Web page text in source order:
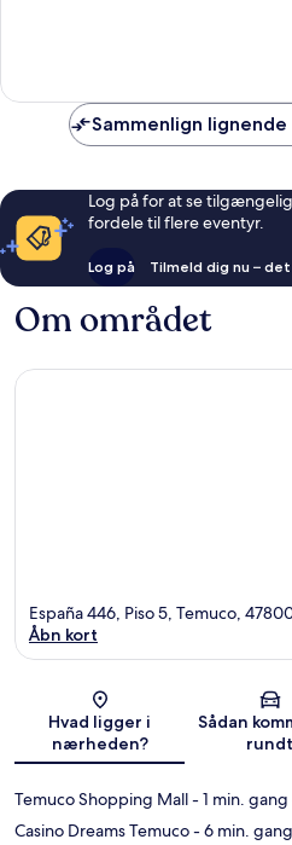
anmeldelser
Sammenlign
Log på for at se
fordele til flere eventyr.
Log på Tilmeld dig nu –
Om området
Kort
España 446, Piso 5, Temuco,
Åbn kort
Hvad ligger i
nærheden?
Sådan
rundt
Temuco Shopping Mall- 1 min. gang
Casino Dreams Temuco- 6 min. gang